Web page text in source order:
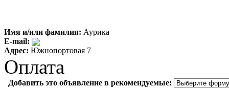
Имя и/или фамилия: Аурика
E-mail:
Адрес: Южнопортовая 7
Оплата
Добавить это объявление в рекомендуемые: